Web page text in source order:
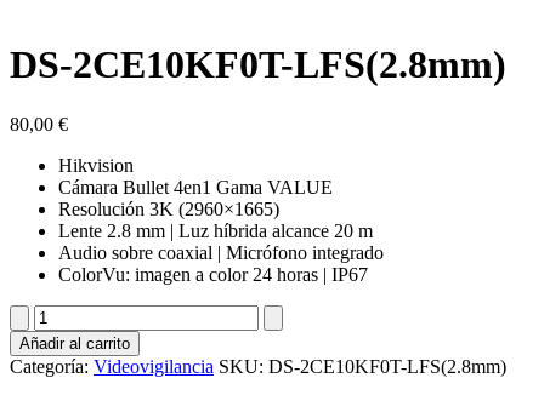
DS-2CE10KF0T-LFS(2.8mm)
80,00 €
Hikvision
Cámara Bullet 4en1 Gama VALUE
Resolución 3K (2960×1665)
Lente 2.8 mm | Luz híbrida alcance 20 m
Audio sobre coaxial | Micrófono integrado
ColorVu: imagen a color 24 horas | IP67
DS-
2CE10KF0T-
LFS(2.8mm)
cantidad
Añadir al carrito
Categoría: Videovigilancia SKU: DS-2CE10KF0T-LFS(2.8mm)